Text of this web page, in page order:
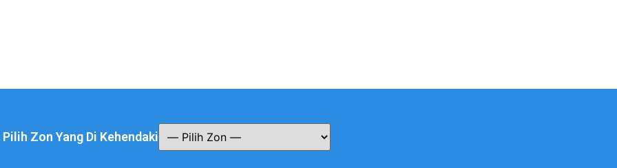
Zon Yang Di Kehendaki